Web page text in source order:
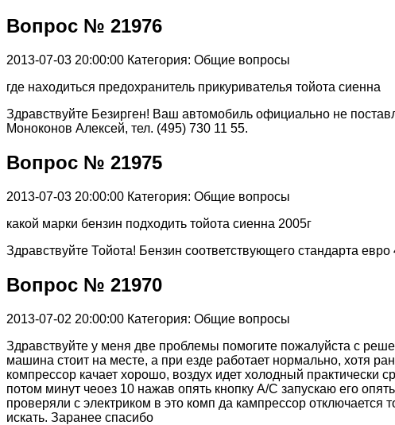
Вопрос № 21976
2013-07-03 20:00:00 Категория: Общие вопросы
где находиться предохранитель прикуривателья тойота сиенна
Здравствуйте Безирген! Ваш автомобиль официально не
Моноконов Алексей, тел. (495) 730 11 55.
Вопрос № 21975
2013-07-03 20:00:00 Категория: Общие вопросы
какой марки бензин подходить тойота сиенна 2005г
Здравствуйте Тойота! Бензин соответствующего стандарта
Вопрос № 21970
2013-07-02 20:00:00 Категория: Общие вопросы
Здравствуйте у меня две проблемы помогите пожалуйста с
машина стоит на месте, а при езде работает нормально, хотя
компрессор качает хорошо, воздух идет холодный практически
потом минут чеоез 10 нажав опять кнопку А/С запускаю его
проверяли с электриком в это комп да кампрессор отключается
искать. Заранее спасибо